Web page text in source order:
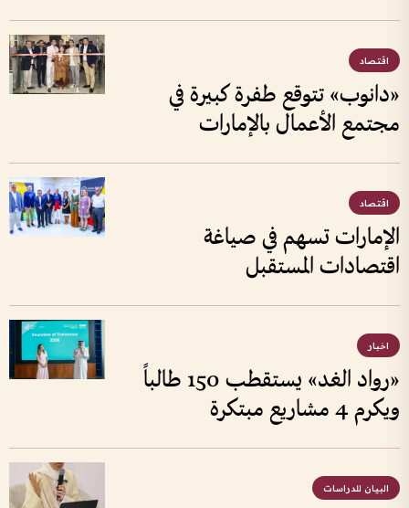
اقتصاد
«دانوب» تتوقع طفرة كبيرة في
مجتمع الأعمال بالإمارات
اقتصاد
الإمارات تسهم في صياغة
اقتصادات المستقبل
اخبار
«رواد الغد» يستقطب 150 طالباً
ويكرم 4 مشاريع مبتكرة
البيان للدراسات